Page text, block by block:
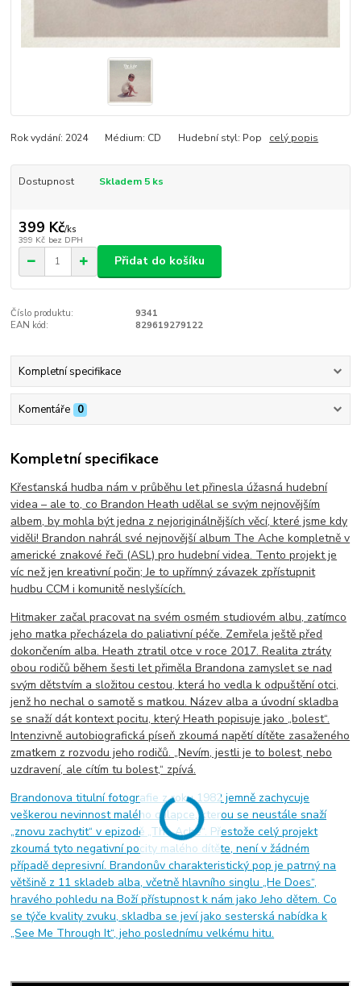
Rok vydání: 2024 Médium: CD Hudební styl: Pop celý popis
Dostupnost Skladem 5 ks
399 Kč/ks
399 Kč bez DPH
Přidat do košíku
Číslo produktu:
9341
EAN kód:
829619279122
Kompletní specifikace
Komentáře 0
Kompletní specifikace
Křesťanská hudba nám v průběhu let přinesla úžasná hudební
videa – ale to, co Brandon Heath udělal se svým nejnovějším
albem, by mohla být jedna z nejoriginálnějších věcí, které jsme kdy
viděli! Brandon nahrál své nejnovější album The Ache kompletně v
americké znakové řeči (ASL) pro hudební videa. Tento projekt je
víc než jen kreativní počin; Je to upřímný závazek zpřístupnit
hudbu CCM i komunitě neslyšících.
Hitmaker začal pracovat na svém osmém studiovém albu, zatímco
jeho matka přecházela do paliativní péče. Zemřela ještě před
dokončením alba. Heath ztratil otce v roce 2017. Realita ztráty
obou rodičů během šesti let přiměla Brandona zamyslet se nad
svým dětstvím a složitou cestou, která ho vedla k odpuštění otci,
jenž ho nechal o samotě s matkou. Název alba a úvodní skladba
se snaží dát kontext pocitu, který Heath popisuje jako „bolest“.
Intenzivně autobiografická píseň zkoumá napětí dítěte zasaženého
zmatkem z rozvodu jeho rodičů. „Nevím, jestli je to bolest, nebo
uzdravení, ale cítím tu bolest,“ zpívá.
Brandonova titulní fotografie z roku 1982 jemně zachycuje
veškerou nevinnost malého chlapce, kterou se neustále snaží
„znovu zachytit“ v epizodě „The Ache“. Přestože celý projekt
zkoumá tyto negativní pocity malého dítěte, není v žádném
případě depresivní. Brandonův charakteristický pop je patrný na
většině z 11 skladeb alba, včetně hlavního singlu „He Does“,
hravého pohledu na Boží přístupnost k nám jako Jeho dětem. Co
se týče kvality zvuku, skladba se jeví jako sesterská nabídka k
„See Me Through It“, jeho poslednímu velkému hitu.